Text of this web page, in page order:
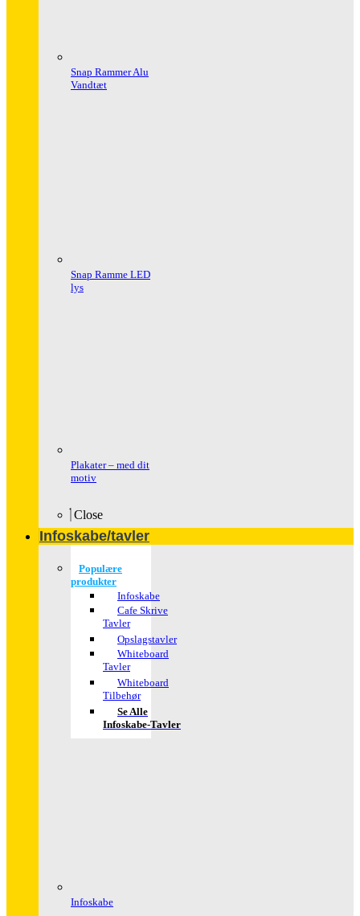
Snap Rammer Alu
Vandtæt
Snap Ramme LED
lys
Plakater – med dit
motiv
Close
Infoskabe/tavler
Populære
produkter
Infoskabe
Cafe Skrive
Tavler
Opslagstavler
Whiteboard
Tavler
Whiteboard
Tilbehør
Se Alle
Infoskabe-Tavler
Infoskabe